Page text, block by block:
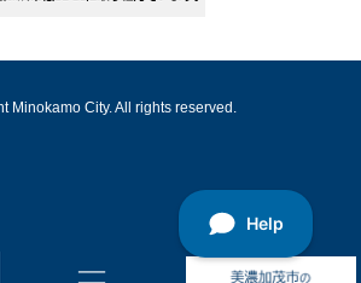
Minokamo City. All rights reserved.